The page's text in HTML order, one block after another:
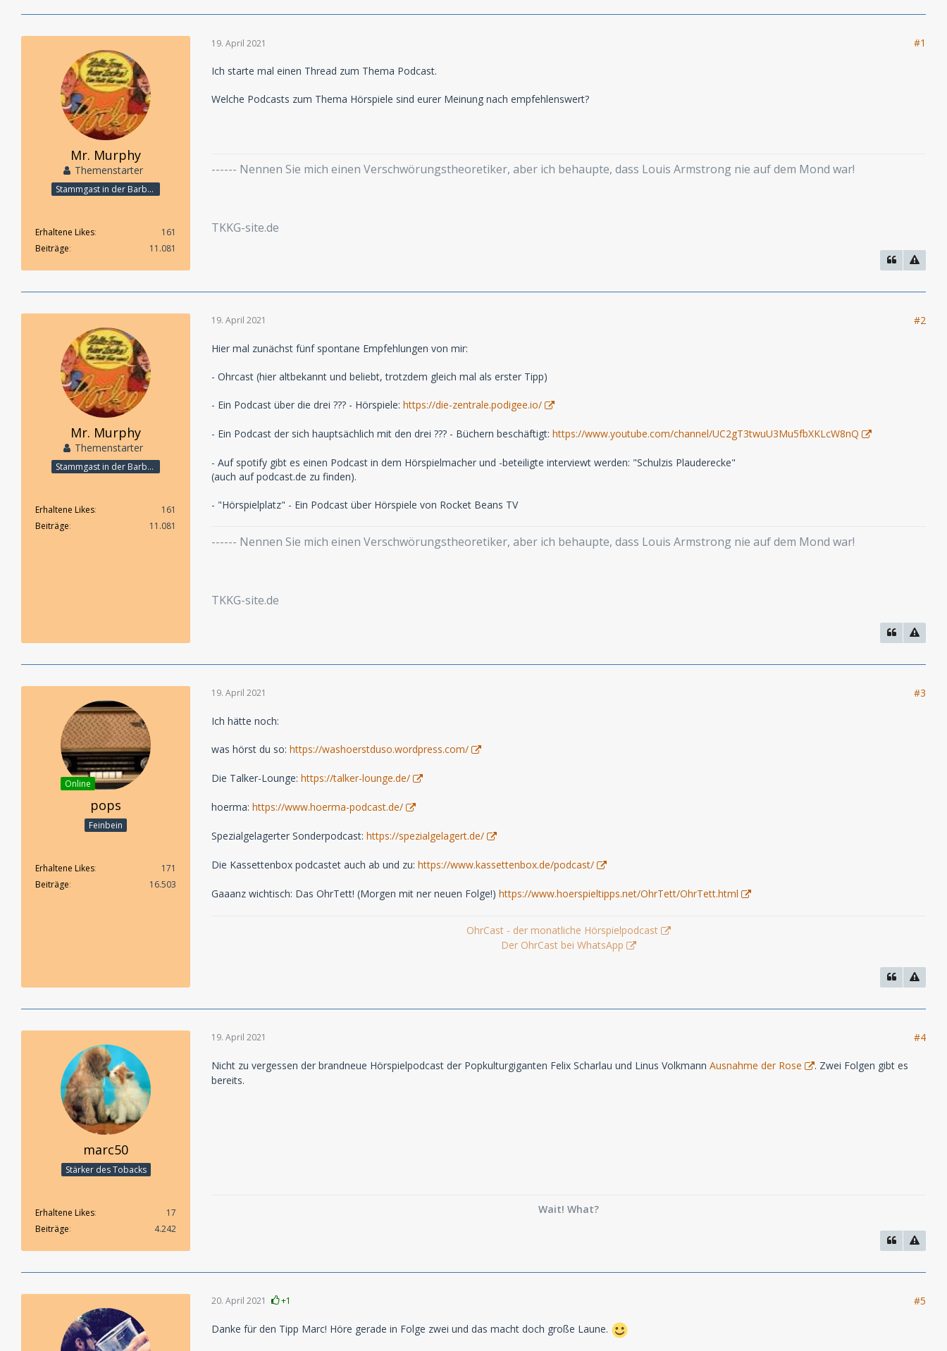
Mr. Murphy
Themenstarter
Stammgast in der Barbarabar
Erhaltene Likes
161
Beiträge
11.081
19. April 2021 #1
Ich starte mal einen Thread zum Thema Podcast.
Welche Podcasts zum Thema Hörspiele sind eurer Meinung nach empfehlenswert?
------ Nennen Sie mich einen Verschwörungstheoretiker, aber ich behaupte, dass Louis Armstrong nie auf dem Mond war!
TKKG-site.de
Mr. Murphy
Themenstarter
Stammgast in der Barbarabar
Erhaltene Likes
161
Beiträge
11.081
19. April 2021 #2
Hier mal zunächst fünf spontane Empfehlungen von mir:
- Ohrcast (hier altbekannt und beliebt, trotzdem gleich mal als erster Tipp)
- Ein Podcast über die drei ??? - Hörspiele: https://die-zentrale.podigee.io/
- Ein Podcast der sich hauptsächlich mit den drei ??? - Büchern beschäftigt: https://www.youtube.com/channel/UC2gT3twuU3Mu5fbXKLcW8nQ
- Auf spotify gibt es einen Podcast in dem Hörspielmacher und -beteiligte interviewt werden: "Schulzis Plauderecke"
(auch auf podcast.de zu finden).
- "Hörspielplatz" - Ein Podcast über Hörspiele von Rocket Beans TV
------ Nennen Sie mich einen Verschwörungstheoretiker, aber ich behaupte, dass Louis Armstrong nie auf dem Mond war!
TKKG-site.de
Online
pops
Feinbein
Erhaltene Likes
171
Beiträge
16.503
19. April 2021 #3
Ich hätte noch:
was hörst du so: https://washoerstduso.wordpress.com/
Die Talker-Lounge: https://talker-lounge.de/
hoerma: https://www.hoerma-podcast.de/
Spezialgelagerter Sonderpodcast: https://spezialgelagert.de/
Die Kassettenbox podcastet auch ab und zu: https://www.kassettenbox.de/podcast/
Gaaanz wichtisch: Das OhrTett! (Morgen mit ner neuen Folge!) https://www.hoerspieltipps.net/OhrTett/OhrTett.html
OhrCast - der monatliche Hörspielpodcast
Der OhrCast bei WhatsApp
marc50
Stärker des Tobacks
Erhaltene Likes
17
Beiträge
4.242
19. April 2021 #4
Nicht zu vergessen der brandneue Hörspielpodcast der Popkulturgiganten Felix Scharlau und Linus Volkmann Ausnahme der Rose
. Zwei Folgen gibt es
bereits.
Wait! What?
20. April 2021 +1 #5
Danke für den Tipp Marc! Höre gerade in Folge zwei und das macht doch große Laune.